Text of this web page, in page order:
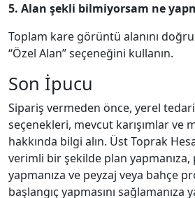
5. Alan şekli bilmiyorsam ne
Toplam kare görüntü alanını
“Özel Alan” seçeneğini kullanın.
Son İpucu
Sipariş vermeden önce, yerel
seçenekleri, mevcut karışımlar ve
hakkında bilgi alın. Üst Toprak
verimli bir şekilde plan
yapmanıza ve peyzaj veya bahçe
başlangıç yapmasını sağlamanıza